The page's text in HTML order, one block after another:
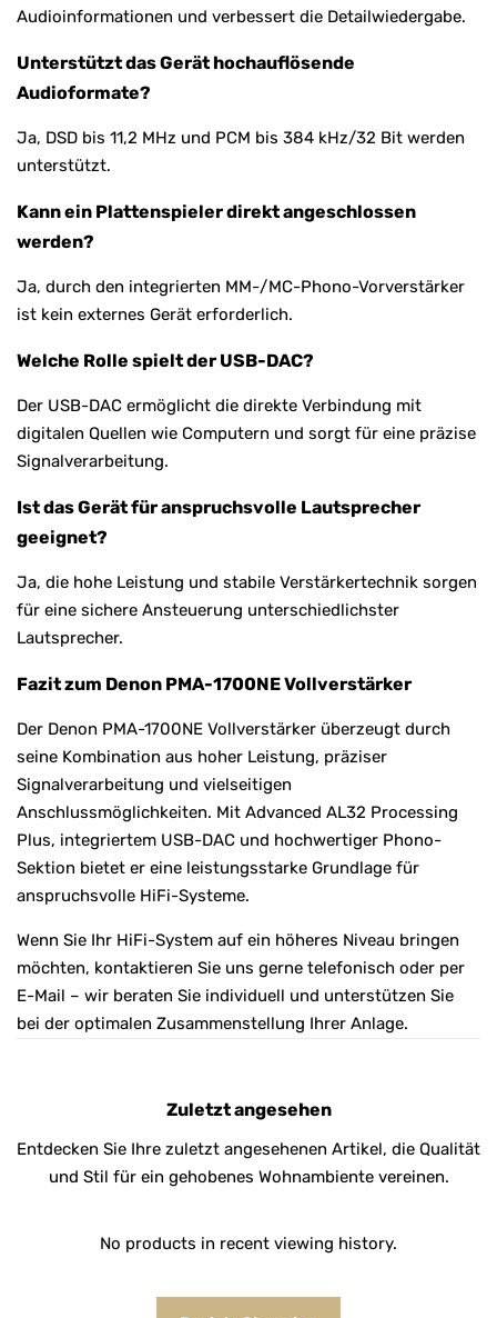
Audioinformationen und verbessert die Detailwiedergabe.
Unterstützt das Gerät hochauflösende
Audioformate?
Ja, DSD bis 11,2 MHz und PCM bis 384 kHz/32 Bit werden
unterstützt.
Kann ein Plattenspieler direkt angeschlossen
werden?
Ja, durch den integrierten MM-/MC-Phono-Vorverstärker
ist kein externes Gerät erforderlich.
Welche Rolle spielt der USB-DAC?
Der USB-DAC ermöglicht die direkte Verbindung mit
digitalen Quellen wie Computern und sorgt für eine präzise
Signalverarbeitung.
Ist das Gerät für anspruchsvolle Lautsprecher
geeignet?
Ja, die hohe Leistung und stabile Verstärkertechnik sorgen
für eine sichere Ansteuerung unterschiedlichster
Lautsprecher.
Fazit zum Denon PMA-1700NE Vollverstärker
Der Denon PMA-1700NE Vollverstärker überzeugt durch
seine Kombination aus hoher Leistung, präziser
Signalverarbeitung und vielseitigen
Anschlussmöglichkeiten. Mit Advanced AL32 Processing
Plus, integriertem USB-DAC und hochwertiger Phono-
Sektion bietet er eine leistungsstarke Grundlage für
anspruchsvolle HiFi-Systeme.
Wenn Sie Ihr HiFi-System auf ein höheres Niveau bringen
möchten, kontaktieren Sie uns gerne telefonisch oder per
E-Mail – wir beraten Sie individuell und unterstützen Sie
bei der optimalen Zusammenstellung Ihrer Anlage.
Zuletzt angesehen
Entdecken Sie Ihre zuletzt angesehenen Artikel, die Qualität
und Stil für ein gehobenes Wohnambiente vereinen.
No products in recent viewing history.